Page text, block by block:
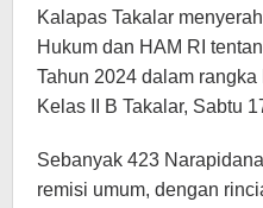
Kalapas Takalar
Hukum dan HAM RI
Tahun 2024 dalam
Kelas II B Takalar, Sabtu
Sebanyak 423
remisi umum, dengan